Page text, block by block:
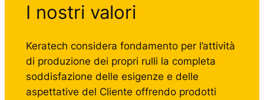
I nostri valori
Keratech considera fondamento per l’attività
di produzione dei propri rulli la completa
soddisfazione delle esigenze e delle
aspettative del Cliente offrendo prodotti